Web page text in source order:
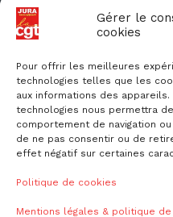
Gérer le
cookies
Pour offrir les meilleures
technologies telles que les
aux informations des
technologies nous permettra
comportement de navigation
de ne pas consentir ou de
effet négatif sur certaines
Politique de cookies
Mentions légales & politique
Droit de retrait : comment
Des flyers et des affichettes